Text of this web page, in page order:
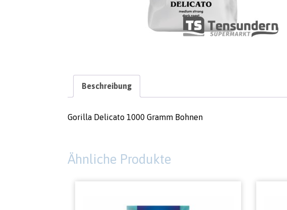
Beschreibung
Gorilla Delicato 1000 Gramm Bohnen
Ähnliche Produkte